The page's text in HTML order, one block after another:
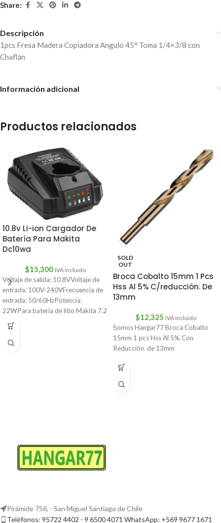
Share:
Descripción
1pcs Fresa Madera Copiadora Angulo 45° Toma 1/4×3/8 con
Chaflán
Información adicional
Productos relacionados
10.8v Li-ion Cargador De
Batería Para Makita
Dc10wa
$15,300 IVA incluido
Voltaje de salida: 10.8VVoltaje de
entrada: 100V-240VFrecuencia de
entrada: 50/60HzPotencia:
22WPara batería de litio Makita 7.2
V/10.8VCantidad: 1 ud.
SOLD
OUT
Broca Cobalto 15mm 1 Pcs
Hss Al 5% C/reducción. De
13mm
$12,325 IVA incluido
Somos Hangar77 Broca Cobalto
15mm 1 pcs Hss Al 5% Con
Reducción. de 13mm
Pirámide 756, - San Miguel Santiago de Chile
Teléfonos: 95722 4402 - 9 6500 4071 WhatsApp: +569 9677 1671